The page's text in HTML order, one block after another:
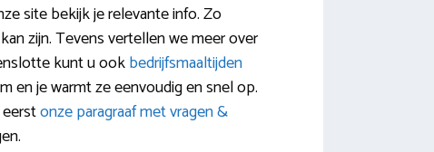
site bekijk je relevante info. Zo
zijn. Tevens vertellen we meer over
kunt u ookbedrijfsmaaltijden
en je warmt ze eenvoudig en snel op.
onze paragraaf met vragen &